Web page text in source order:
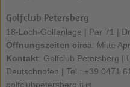
Golfclub Petersberg
18-Loch-Golfanlage | Par 71 |
Öffnungszeiten circa: Mitte
Kontakt: Golfclub Petersberg |
Deutschnofen | Tel.: +39 0471
golfclubpetersberg.it